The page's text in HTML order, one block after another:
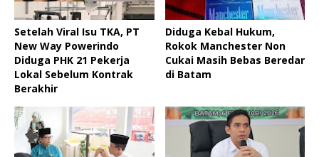
Setelah Viral Isu TKA, PT
New Way Powerindo
Diduga PHK 21 Pekerja
Lokal Sebelum Kontrak
Berakhir
Diduga Kebal Hukum,
Rokok Manchester Non
Cukai Masih Bebas Beredar
di Batam ‎